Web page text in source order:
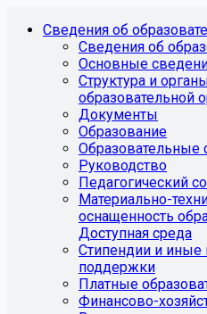
Сведения об
Сведения об
Основные
Структура и
образовательной
Документы
Образование
Образовательные
Руководство
Педагогический
Материально-
оснащенность
Доступная среда
Стипендии и
поддержки
Платные
Финансово-